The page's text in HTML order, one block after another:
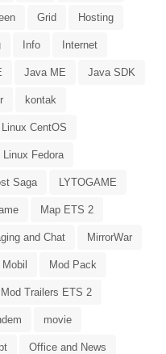
Grid Hosting
Info Internet
Java ME Java SDK
kontak
Linux CentOS
Linux Fedora
Saga LYTOGAME
Map ETS 2
and Chat MirrorWar
Mod Pack
Mod Trailers ETS 2
movie
Office and News